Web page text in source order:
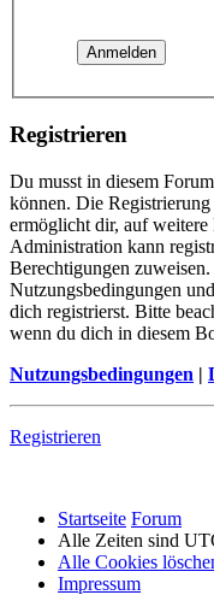
Registrieren
Du musst in diesem
können. Die
ermöglicht dir, auf
Administration kann
Berechtigungen
Nutzungsbedingungen
dich registrierst. Bitte
wenn du dich in diesem
Nutzungsbedingungen |
Registrieren
Startseite Forum
Alle Zeiten sind
Alle Cookies
Impressum